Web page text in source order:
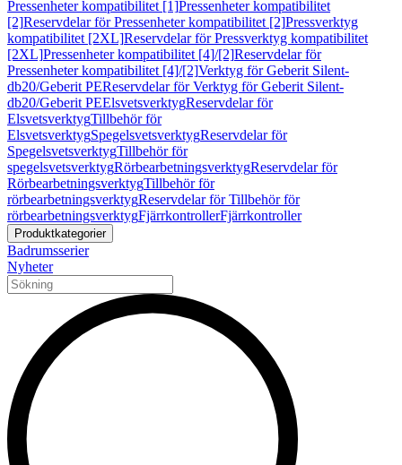
Pressenheter kompatibilitet [1]Pressenheter kompatibilitet
[2]Reservdelar för Pressenheter kompatibilitet [2]Pressverktyg
kompatibilitet [2XL]Reservdelar för Pressverktyg kompatibilitet
[2XL]Pressenheter kompatibilitet [4]/[2]Reservdelar för
Pressenheter kompatibilitet [4]/[2]Verktyg för Geberit Silent-
db20/Geberit PEReservdelar för Verktyg för Geberit Silent-
db20/Geberit PEElsvetsverktygReservdelar för
ElsvetsverktygTillbehör för
ElsvetsverktygSpegelsvetsverktygReservdelar för
SpegelsvetsverktygTillbehör för
spegelsvetsverktygRörbearbetningsverktygReservdelar för
RörbearbetningsverktygTillbehör för
rörbearbetningsverktygReservdelar för Tillbehör för
rörbearbetningsverktygFjärrkontrollerFjärrkontroller
Produktkategorier
Badrumsserier
Nyheter